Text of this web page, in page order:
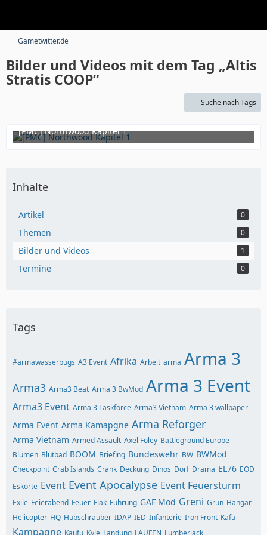
Gametwitter.de
Bilder und Videos mit dem Tag „Altis
Stratis COOP“
Suche nach Tags
[PMC] Northwood Kapitel 1
9. Mai 2018 um 22:35
Inhalte
Artikel 0
Themen 0
Bilder und Videos 1
Termine 0
Tags
#armawasserbugs A3 Event Afrika Arbeit arma Arma 3
Arma3 Arma3 Beat Arma 3 BwMod Arma 3 Event
Arma3 Event Arma 3 Taskforce Arma3 Vietnam Arma 3 wallpaper
Arma Event Arma Kamapgne Arma Reforger
Arma Vietnam Armed Assault Axel Foley Battleground Europe
Blumen Blutbad BOOM Briefing Bundeswehr BW BWMod
Checkpoint Crab Islands Crank Deckung Dinos Dorf Drama EL76 EOD
Eskorte Event Event Apocalypse Event Feuersturm
Exile Feierabend Feuer Flak Führung GAF Mod Greni Grün Hangar
Helicopter HQ Hubschrauber IDAP IED Infanterie Iron Front Kafu
Kampagne